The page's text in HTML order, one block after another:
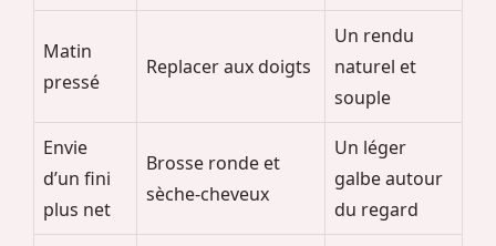
Matin
pressé
Replacer aux doigts
Un rendu
naturel et
souple
Envie
d’un fini
plus net
Brosse ronde et
sèche-cheveux
Un léger
galbe autour
du regard